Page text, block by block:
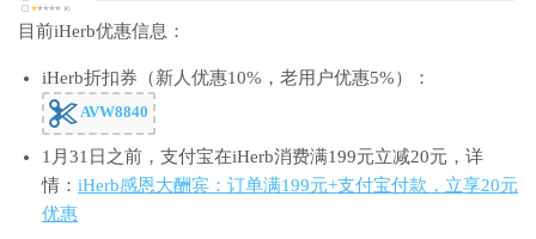
目前iHerb优惠信息：
iHerb折扣券（新人优惠10%，老用户优惠5%）：
AVW8840
1月31日之前，支付宝在iHerb消费满199元立减20元，详
情： iHerb感恩大酬宾：订单满199元+支付宝付款，立享20元
优惠